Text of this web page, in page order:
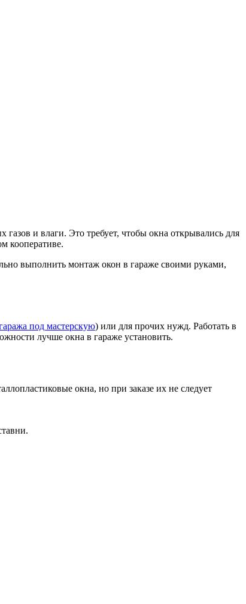
и влаги. Это требует, чтобы окна открывались для
кооперативе.
выполнить монтаж окон в гараже своими руками,
под мастерскую) или для прочих нужд. Работать в
лучше окна в гараже установить.
окна, но при заказе их не следует